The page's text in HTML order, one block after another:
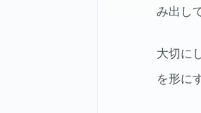
み出し
大切に
を形に